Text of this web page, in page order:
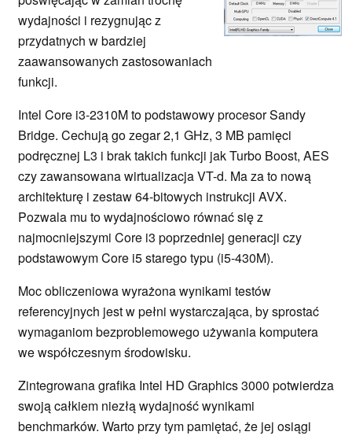
wydajności i rezygnując z
przydatnych w bardziej
zaawansowanych zastosowaniach
funkcji.
Intel Core i3-2310M to podstawowy procesor Sandy
Bridge. Cechują go zegar 2,1 GHz, 3 MB pamięci
podręcznej L3 i brak takich funkcji jak Turbo Boost, AES
czy zawansowana wirtualizacja VT-d. Ma za to nową
architekturę i zestaw 64-bitowych instrukcji AVX.
Pozwala mu to wydajnościowo równać się z
najmocniejszymi Core i3 poprzedniej generacji czy
podstawowym Core i5 starego typu (i5-430M).
Moc obliczeniowa wyrażona wynikami testów
referencyjnych jest w pełni wystarczająca, by sprostać
wymaganiom bezproblemowego używania komputera
we współczesnym środowisku.
Zintegrowana grafika Intel HD Graphics 3000 potwierdza
swoją całkiem niezłą wydajność wynikami
benchmarków. Warto przy tym pamiętać, że jej osiągi